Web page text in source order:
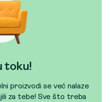
toku!
proizvodi se već nalaze
za tebe! Sve što treba